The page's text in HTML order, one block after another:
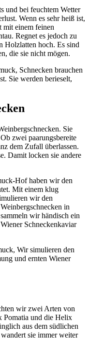
und bei feuchtem Wetter
Wenn es sehr heiß ist,
mit einem feinen
Regnet es jedoch zu
Holzlatten hoch. Es sind
die sie nicht mögen.
Sie
zwei paarungsbereite
dem Zufall überlassen.
Damit locken sie andere
Hof haben wir den
Mit einem klug
wir den
in
wir händisch ein
Schneckenkaviar
wir zwei Arten von
Pomatia und die Helix
aus dem südlichen
sie immer weiter